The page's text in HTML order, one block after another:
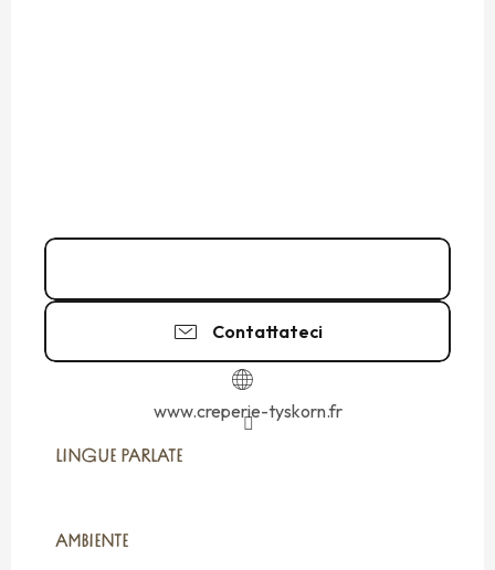
Contattateci
www.creperie-tyskorn.fr
LINGUE PARLATE
LINGUE PARLATE
AMBIENTE
AMBIENTE